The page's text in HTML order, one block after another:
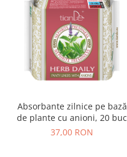
Absorbante zilnice pe bază
de plante cu anioni, 20 buc
37,00 RON